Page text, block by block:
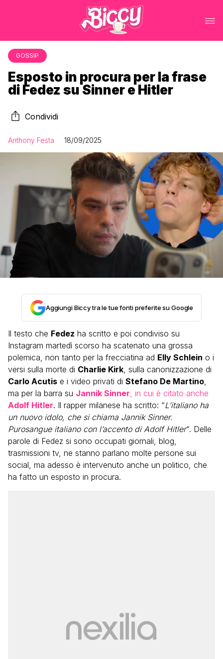
GOSSIP
Esposto in procura per la frase
di Fedez su Sinner e Hitler
Condividi
Anthony Festa 18/09/2025
Aggiungi Biccy tra le tue fonti preferite su Google
Il testo che Fedez ha scritto e poi condiviso su
Instagram martedì scorso ha scatenato una grossa
polemica, non tanto per la frecciatina ad Elly Schlein o i
versi sulla morte di Charlie Kirk, sulla canonizzazione di
Carlo Acutis e i video privati di Stefano De Martino,
ma per la barra su Jannik Sinner, in cui è citato anche
Adolf Hitler. Il rapper milanese ha scritto: “L’italiano ha
un nuovo idolo, che si chiama Jannik Sinner.
Purosangue italiano con l’accento di Adolf Hitler“. Delle
parole di Fedez si sono occupati giornali, blog,
trasmissioni tv, ne stanno parlano molte persone sui
social, ma adesso è intervenuto anche un politico, che
ha fatto un esposto in procura.